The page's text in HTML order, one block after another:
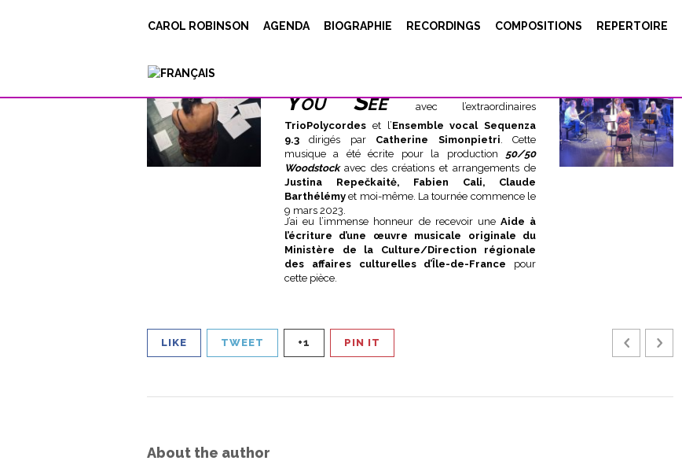
CAROL ROBINSON AGENDA BIOGRAPHIE RECORDINGS COMPOSITIONS REPERTOIRE
50/50
You Seeavec l’extraordinaires
TrioPolycordes et l’Ensemble vocal Sequenza
9.3 dirigés par Catherine Simonpietri. Cette
musique a été écrite pour la production 50/50
Woodstockavec des créations et arrangements de
Justina Repečkaitė, Fabien Cali, Claude
Barthélémy et moi-même. La tournée commence le
9 mars 2023.
J’ai eu l’immense honneur de recevoir une Aide à
l’écriture d’une œuvre musicale originale du
Ministère de la Culture/Direction régionale
des affaires culturelles d’Île-de-France pour
cette pièce.
LIKE TWEET +1 PIN IT
About the author